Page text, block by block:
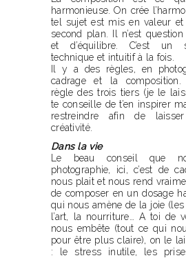
harmonieuse. On crée
tel sujet est mis en valeur
second plan. Il n’est
et d’équilibre. C’est un
technique et intuitif à la fois.
Il y a des règles, en
cadrage et la
règle des trois tiers (je le
te conseille de t’en inspirer
restreindre afin de
créativité.
Dans la vie
Le beau conseil que
photographie, ici, c’est de
nous plait et nous rend
de composer en un dosage
qui nous amène de la joie
l’art, la nourriture… A toi de
nous embête (tout ce qui
pour être plus claire), on le
: le stress inutile, les